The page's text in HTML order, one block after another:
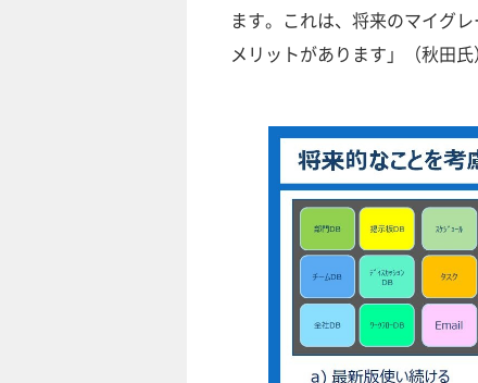
ます。これは、将来のマイグ
メリットがあります」（秋田氏）